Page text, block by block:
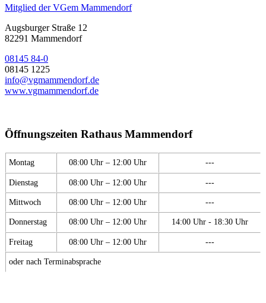
Mitglied der VGem Mammendorf
Augsburger Straße 12
82291 Mammendorf
08145 84-0
08145 1225
info@vgmammendorf.de
www.vgmammendorf.de
Öffnungszeiten Rathaus Mammendorf
Montag 08:00 Uhr – 12:00 Uhr ---
Dienstag 08:00 Uhr – 12:00 Uhr ---
Mittwoch 08:00 Uhr – 12:00 Uhr ---
Donnerstag 08:00 Uhr – 12:00 Uhr 14:00 Uhr - 18:30 Uhr
Freitag 08:00 Uhr – 12:00 Uhr ---
oder nach Terminabsprache